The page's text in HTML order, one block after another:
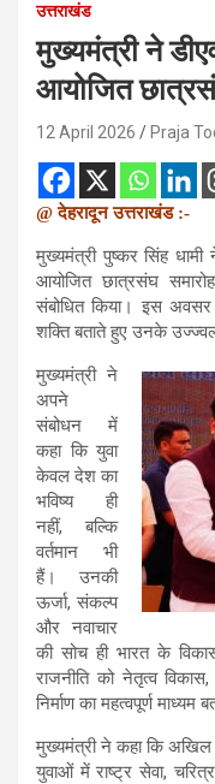
उत्तराखंड
मुख्यमंत्री ने
आयोजित
12 April 2026 Praja
@ देहरादून उत्तराखंड :-
मुख्यमंत्री पुष्कर सिंह धामी
आयोजित छात्रसंघ
संबोधित किया। इस अवसर
शक्ति बताते हुए उनके
मुख्यमंत्री ने
अपने
संबोधन में
कहा कि युवा
केवल देश का
भविष्य ही
नहीं, बल्कि
वर्तमान भी
हैं। उनकी
ऊर्जा, संकल्प
और नवाचार
की सोच ही भारत के
राजनीति को नेतृत्व
निर्माण का महत्वपूर्ण माध्यम
मुख्यमंत्री ने कहा कि अखिल
युवाओं में राष्ट्र सेवा,